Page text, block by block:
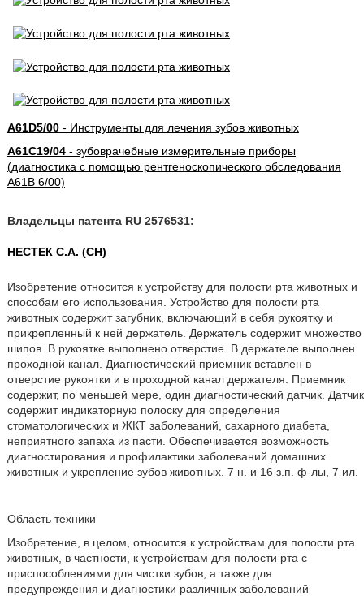
A61D5/00- Инструменты для лечения зубов животных
A61C19/04- зубоврачебные измерительные приборы
(диагностика с помощью рентгеноскопического обследования
A61B 6/00)
Владельцы патента RU 2576531:
НЕСТЕК С.А. (CH)
Изобретение относится к устройству для полости рта животных и
способам его использования. Устройство для полости рта
животных содержит загубник, включающий в себя рукоятку и
прикрепленный к ней держатель. Держатель содержит множество
шипов. В рукоятке выполнено отверстие. В держателе выполнен
проходной канал. Диагностический приемник вставлен в
отверстие рукоятки и в проходной канал держателя. Приемник
содержит, по меньшей мере, один диагностический датчик. Датчик
содержит индикаторную полоску для определения
стоматологических и ЖКТ заболеваний, сахарного диабета,
неприятного запаха из пасти. Обеспечивается возможность
диагностирования и профилактики заболеваний домашних
животных и укрепление зубов животных. 7 н. и 16 з.п. ф-лы, 7 ил.
Область техники
Изобретение, в целом, относится к устройствам для полости рта
животных, в частности, к устройствам для полости рта с
приспособлениями для чистки зубов, а также для
предупреждения и диагностики различных заболеваний